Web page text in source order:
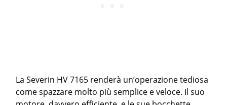
La Severin HV 7165 renderà un’operazione tediosa
come spazzare molto più semplice e veloce. Il suo